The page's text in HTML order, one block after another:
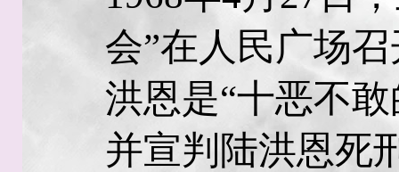
会”在人民广场
洪恩是“十恶不
并宣判陆洪恩死